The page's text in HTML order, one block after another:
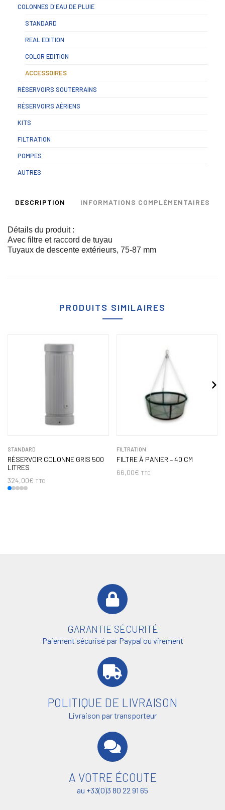
COLONNES D'EAU DE PLUIE
STANDARD
REAL EDITION
COLOR EDITION
ACCESSOIRES
RÉSERVOIRS SOUTERRAINS
RÉSERVOIRS AÉRIENS
KITS
FILTRATION
POMPES
AUTRES
DESCRIPTION INFORMATIONS COMPLÉMENTAIRES
Détails du produit :
Avec filtre et raccord de tuyau
Tuyaux de descente extérieurs, 75-87 mm
PRODUITS SIMILAIRES
STANDARD
RÉSERVOIR COLONNE GRIS 500
LITRES
324,00€ TTC
FILTRATION
FILTRE À PANIER – 40 CM
66,00€ TTC
GARANTIE SÉCURITÉ
Paiement sécurisé par Paypal ou virement
POLITIQUE DE LIVRAISON
Livraison par transporteur
A VOTRE ÉCOUTE
au +33(0)3 80 22 91 65